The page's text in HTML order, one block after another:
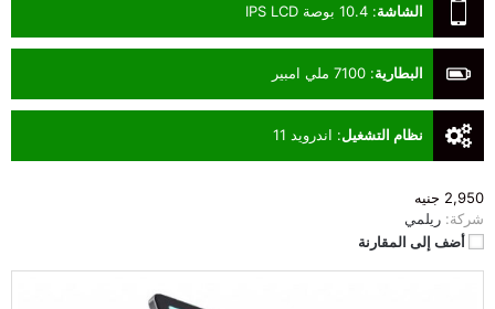
2,950 جنيه
شركة: ريلمي
أضف إلى المقارنة
الشاشة: 10.4 بوصة IPS LCD
البطارية: 7100 ملي امبير
نظام التشغيل: اندرويد 11